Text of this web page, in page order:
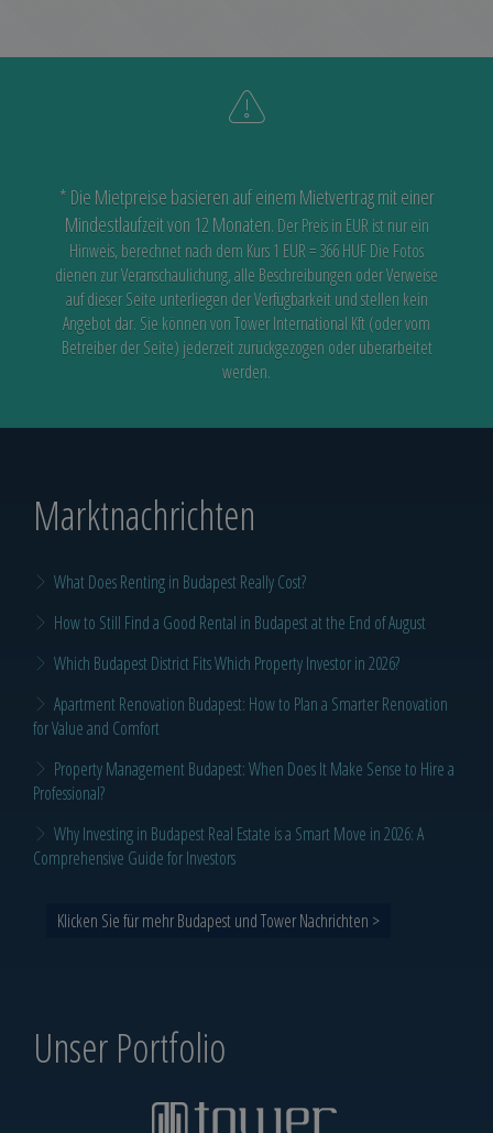
* Die Mietpreise basieren auf einem Mietvertrag mit einer
Mindestlaufzeit von 12 Monaten. Der Preis in EUR ist nur ein
Hinweis, berechnet nach dem Kurs 1 EUR = 366 HUFDie Fotos
dienen zur Veranschaulichung, alle Beschreibungen oder Verweise
auf dieser Seite unterliegen der Verfügbarkeitund stellen kein
Angebot dar. Sie können von Tower International Kft (oder vom
Betreiber der Seite) jederzeit zurückgezogen oder überarbeitet
werden.
Marktnachrichten
What Does Renting in Budapest Really Cost?
How to Still Find a Good Rental in Budapest at the End of August
Which Budapest District Fits Which Property Investor in 2026?
Apartment Renovation Budapest: How to Plan a Smarter Renovation
for Value and Comfort
Property Management Budapest: When Does It Make Sense to Hire a
Professional?
Why Investing in Budapest Real Estate is a Smart Move in 2026: A
Comprehensive Guide for Investors
Klicken Sie für mehr Budapest und Tower Nachrichten >
Unser Portfolio